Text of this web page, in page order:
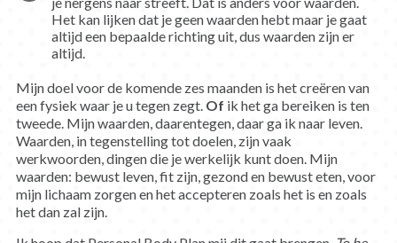
Het kan lijken dat je geen waarden hebt maar je gaat
altijd een bepaalde richting uit, dus waarden zijn er
altijd.
Mijn doel voor de komende zes maanden is het creëren van
een fysiek waar je u tegen zegt. Of ik het ga bereiken is ten
tweede. Mijn waarden, daarentegen, daar ga ik naar leven.
Waarden, in tegenstelling tot doelen, zijn vaak
werkwoorden, dingen die je werkelijk kunt doen. Mijn
waarden: bewust leven, fit zijn, gezond en bewust eten, voor
mijn lichaam zorgen en het accepteren zoals het is en zoals
het dan zal zijn.